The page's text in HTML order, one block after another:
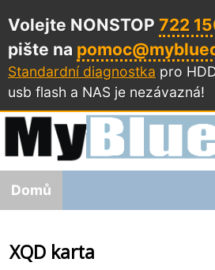
Volejte NONSTOP 722
pište na
Standardní diagnostka pro
usb flash a NAS je nezávazná!
Domů
XQD karta